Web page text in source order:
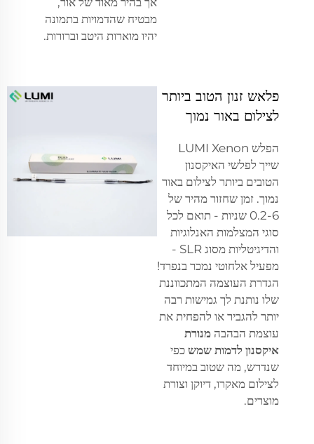
מבטיח שהדמויות בתמונה
יהיו מוארות היטב וברורות.
פלאש זנון הטוב ביותר
לצילום באור נמוך
הפלש LUMI Xenon
שייך לפלשי האיקסנון
הטובים ביותר לצילום באור
נמוך. זמן שחזור מהיר של
0.2-6 שניות - תואם לכל
סוגי המצלמות האנלוגיות
והדיגיטליות מסוג SLR -
מפעיל אלחוטי נמכר בנפרד!
הגדרת העוצמה המתכווננת
שלו נותנת לך גמישות רבה
יותר להגביר או להפחית את
עוצמת הבהבה מנורת
איקסנון לדמות שמש כפי
שנדרש, מה שטוב במיוחד
לצילום מאקרו, דיוקן וצורת
מוצרים.